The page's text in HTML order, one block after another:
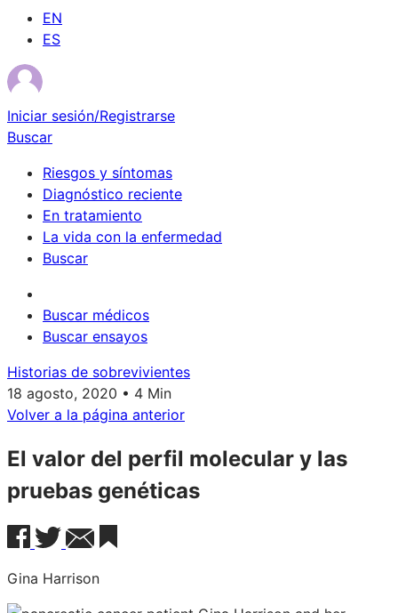
EN
ES
Iniciar sesión/Registrarse
Buscar
Riesgos y síntomas
Diagnóstico reciente
En tratamiento
La vida con la enfermedad
Buscar
Buscar médicos
Buscar ensayos
Historias de sobrevivientes
18 agosto, 2020 • 4 Min
Volver a la página anterior
El valor del perfil molecular y las
pruebas genéticas
Gina Harrison